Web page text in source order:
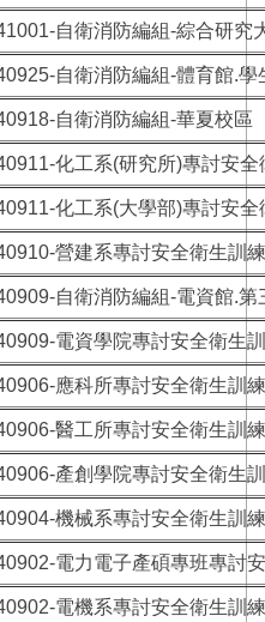
自衛消防編組-綜合研究
自衛消防編組-體育館.學
自衛消防編組-華夏校區
化工系(研究所)專討安
化工系(大學部)專討安
營建系專討安全衛生訓練
自衛消防編組-電資館.第
電資學院專討安全衛生
應科所專討安全衛生訓練
醫工所專討安全衛生訓練
產創學院專討安全衛生
機械系專討安全衛生訓練
電力電子產碩專班專討
電機系專討安全衛生訓練